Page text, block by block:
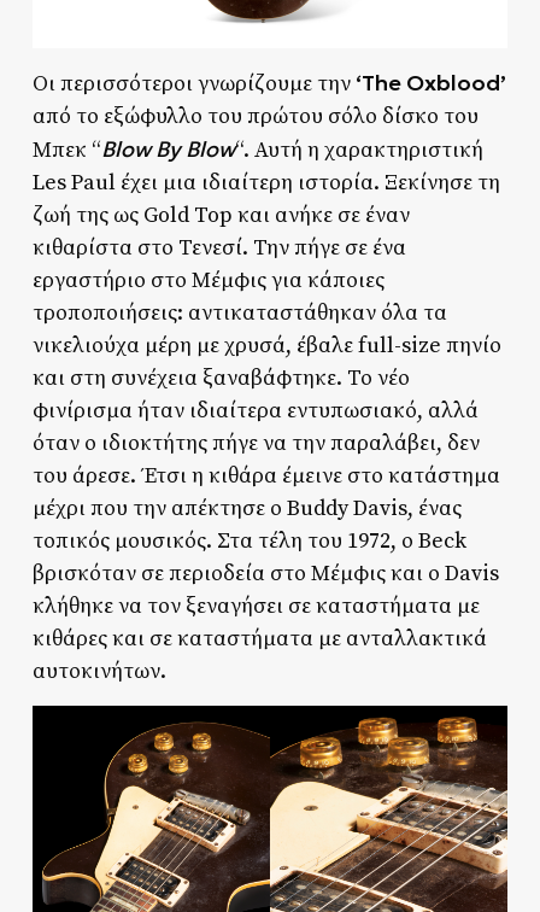
Οι περισσότεροι γνωρίζουμε την ‘The Oxblood’
από το εξώφυλλο του πρώτου σόλο δίσκο του
Μπεκ “Blow By Blow“. Αυτή η χαρακτηριστική
Les Paul έχει μια ιδιαίτερη ιστορία. Ξεκίνησε τη
ζωή της ως Gold Top και ανήκε σε έναν
κιθαρίστα στο Τενεσί. Την πήγε σε ένα
εργαστήριο στο Μέμφις για κάποιες
τροποποιήσεις: αντικαταστάθηκαν όλα τα
νικελιούχα μέρη με χρυσά, έβαλε full-size πηνίο
και στη συνέχεια ξαναβάφτηκε. Το νέο
φινίρισμα ήταν ιδιαίτερα εντυπωσιακό, αλλά
όταν ο ιδιοκτήτης πήγε να την παραλάβει, δεν
του άρεσε. Έτσι η κιθάρα έμεινε στο κατάστημα
μέχρι που την απέκτησε ο Buddy Davis, ένας
τοπικός μουσικός. Στα τέλη του 1972, ο Beck
βρισκόταν σε περιοδεία στο Μέμφις και ο Davis
κλήθηκε να τον ξεναγήσει σε καταστήματα με
κιθάρες και σε καταστήματα με ανταλλακτικά
αυτοκινήτων.